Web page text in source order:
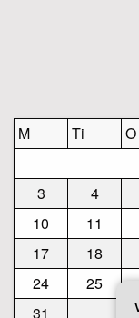
M
Ti O
3
4
10
11
17
18
24
25
31